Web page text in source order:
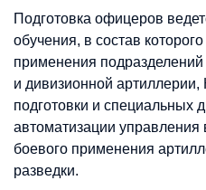
Подготовка офицеров
обучения, в состав
применения подразделений
и дивизионной
подготовки и специальных
автоматизации
боевого применения
разведки.